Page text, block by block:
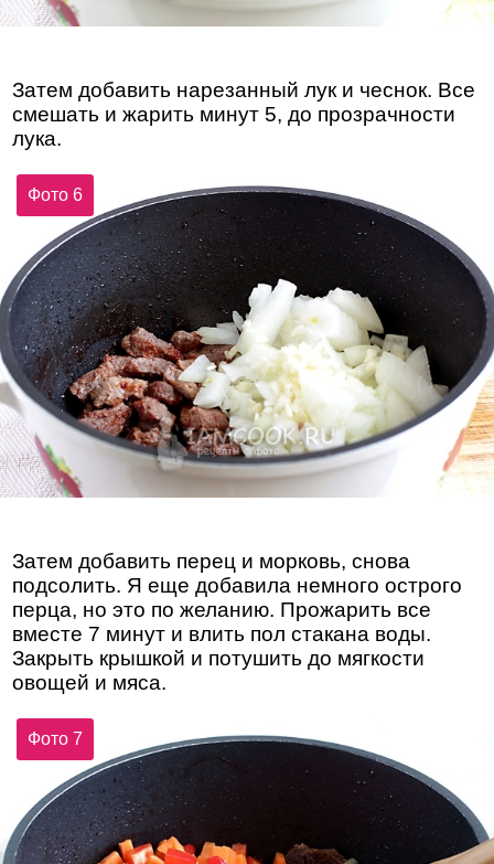
Затем добавить нарезанный лук и чеснок. Все
смешать и жарить минут 5, до прозрачности
лука.
Фото 6
Затем добавить перец и морковь, снова
подсолить. Я еще добавила немного острого
перца, но это по желанию. Прожарить все
вместе 7 минут и влить пол стакана воды.
Закрыть крышкой и потушить до мягкости
овощей и мяса.
Фото 7